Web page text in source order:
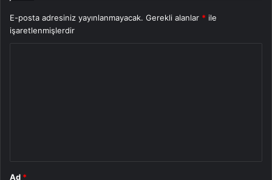
E-posta adresiniz yayınlanmayacak. Gerekli alanlar * ile
işaretlenmişlerdir
Ad *